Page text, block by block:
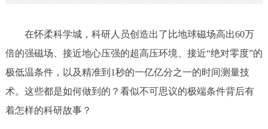
市领导 机构职能 政策服务
政策兑现 政策解读 回应关切
决策公开
在怀柔科学城，科研人员创造出了比地球磁场高出60万
倍的强磁场、接近地心压强的超高压环境、接近“绝对零度”的
极低温条件，以及精准到1秒的一亿亿分之一的时间测量技
术。这些都是如何做到的？看似不可思议的极端条件背后有
着怎样的科研故事？